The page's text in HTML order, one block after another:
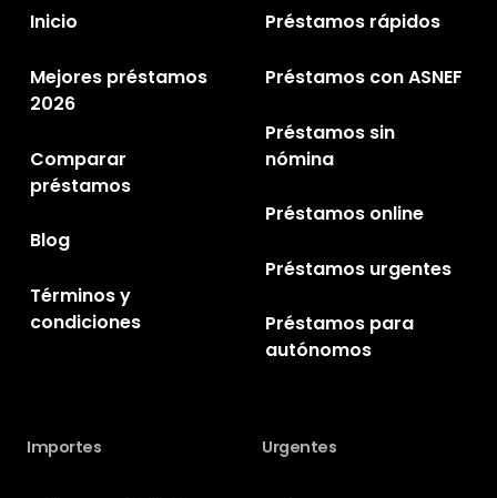
Inicio
Mejores préstamos
2026
Comparar
préstamos
Blog
Términos y
condiciones
Préstamos rápidos
Préstamos con ASNEF
Préstamos sin
nómina
Préstamos online
Préstamos urgentes
Préstamos para
autónomos
Importes Urgentes